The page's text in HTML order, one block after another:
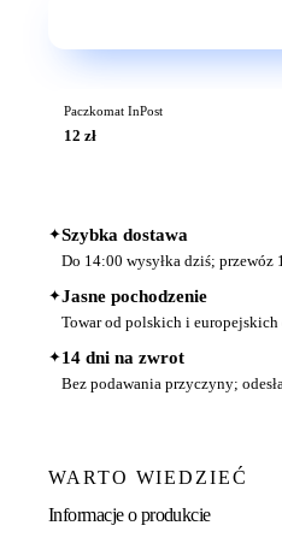
Paczkomat InPost
12 zł
✦Szybka dostawa
Do 14:00 wysyłka dziś; przewóz
✦Jasne pochodzenie
Towar od polskich i
✦14 dni na zwrot
Bez podawania przyczyny;
WARTO WIEDZIEĆ
Informacje o produkcie